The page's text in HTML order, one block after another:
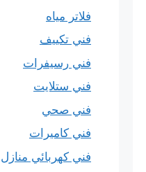
فلاتر مياه
فني تكييف
فني رسيفرات
فني ستلايت
فني صحي
فني كاميرات
فني كهربائي منازل